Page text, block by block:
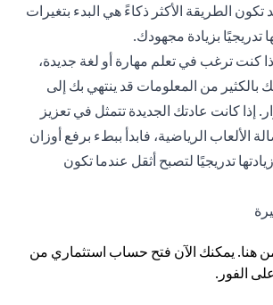
الطريقة الأكثر ذكاءً هي البدء بتغيرات
تدريجيًا بزيادة مجهودك.
كنت ترغب في تعلم مهارة أو لغة جديدة،
بالكثير من المعلومات قد ينتهي بك إلى
إذا كانت عادتك الجديدة تتمثل في تعزيز
الألعاب الرياضية، فابدأ ببطء برفع أوزان
تدريجيًا لتصبح أثقل عندما تكون